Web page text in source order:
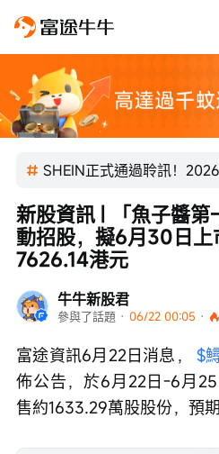
SHEIN正式通過聆訊！
牛牛新股君
參與了話題 · 06/22 00:05 ·
新股資訊 | 「魚子醬第
動招股，擬6月30日上
7626.14港元
富途資訊6月22日消息， $
佈公告，於6月22日-6月
售約1633.29萬股股份，預